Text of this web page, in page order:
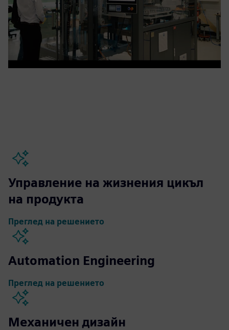
Управление на жизнения цикъл
на продукта
Преглед на решението
Automation Engineering
Преглед на решението
Механичен дизайн